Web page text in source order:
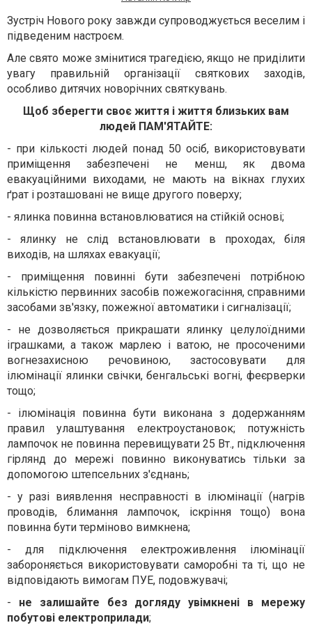
Зустріч Нового року завжди супроводжується веселим і
підведеним настроєм.
Але свято може змінитися трагедією, якщо не приділити
увагу правильній організації святкових заходів,
особливо дитячих новорічних святкувань.
Щоб зберегти своє життя і життя близьких вам
людей ПАМ'ЯТАЙТЕ:
- при кількості людей понад 50 осіб, використовувати
приміщення забезпечені не менш, як двома
евакуаційними виходами, не мають на вікнах глухих
ґрат і розташовані не вище другого поверху;
- ялинка повинна встановлюватися на стійкій основі;
- ялинку не слід встановлювати в проходах, біля
виходів, на шляхах евакуації;
- приміщення повинні бути забезпечені потрібною
кількістю первинних засобів пожежогасіння, справними
засобами зв'язку, пожежної автоматики і сигналізації;
- не дозволяється прикрашати ялинку целулоїдними
іграшками, а також марлею і ватою, не просоченими
вогнезахисною речовиною, застосовувати для
ілюмінації ялинки свічки, бенгальські вогні, феєрверки
тощо;
- ілюмінація повинна бути виконана з додержанням
правил улаштування електроустановок; потужність
лампочок не повинна перевищувати 25 Вт., підключення
гірлянд до мережі повинно виконуватись тільки за
допомогою штепсельних з'єднань;
- у разі виявлення несправності в ілюмінації (нагрів
проводів, блимання лампочок, іскріння тощо) вона
повинна бути терміново вимкнена;
- для підключення електроживлення ілюмінації
забороняється використовувати саморобні та ті, що не
відповідають вимогам ПУЕ, подовжувачі;
- не залишайте без догляду увімкнені в мережу
побутові електроприлади;